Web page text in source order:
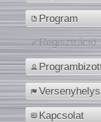
Program
Regisztráció
Kapcsolat